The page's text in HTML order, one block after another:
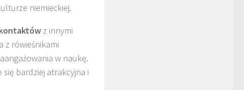
niemieckiej.
z innymi
z rówieśnikami
w naukę.
bardziej atrakcyjna i